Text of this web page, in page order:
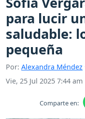
para lucir
saludable:
pequeña
Por: Alexandra Méndez
Vie, 25 Jul 2025 7:44 am
Comparte en: